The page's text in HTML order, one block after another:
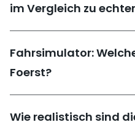
im Vergleich zu
Fahrsimulator:
Foerst?
Wie realistisch sind